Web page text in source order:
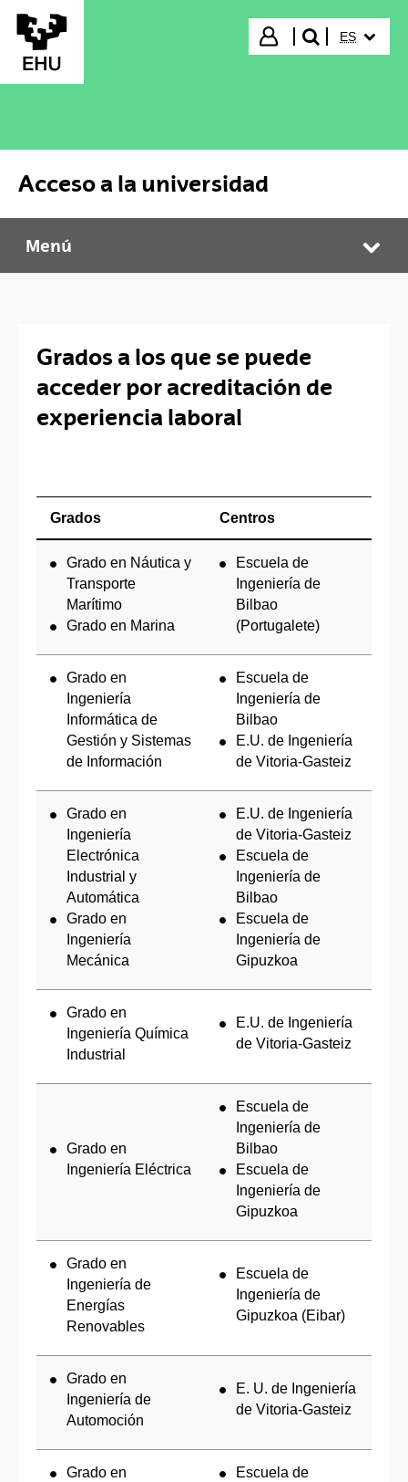
Saltar al contenido principal
Iniciar sesión
buscar"
ES
Acceso a la universidad
Acceso a la universidad
Menú
Grados a los que se puede
acceder por acreditación de
experiencia laboral
Grados Centros
Grado en Náutica y
Transporte
Marítimo
Grado en Marina
Escuela de
Ingeniería de
Bilbao
(Portugalete)
Grado en
Ingeniería
Informática de
Gestión y Sistemas
de Información
Escuela de
Ingeniería de
Bilbao
E.U. de Ingeniería
de Vitoria-Gasteiz
Grado en
Ingeniería
Electrónica
Industrial y
Automática
Grado en
Ingeniería
Mecánica
E.U. de Ingeniería
de Vitoria-Gasteiz
Escuela de
Ingeniería de
Bilbao
Escuela de
Ingeniería de
Gipuzkoa
Grado en
Ingeniería Química
Industrial
E.U. de Ingeniería
de Vitoria-Gasteiz
Grado en
Ingeniería Eléctrica
Escuela de
Ingeniería de
Bilbao
Escuela de
Ingeniería de
Gipuzkoa
Grado en
Ingeniería de
Energías
Renovables
Escuela de
Ingeniería de
Gipuzkoa (Eibar)
Grado en
Ingeniería de
Automoción
E. U. de Ingeniería
de Vitoria-Gasteiz
Grado en
Escuela de